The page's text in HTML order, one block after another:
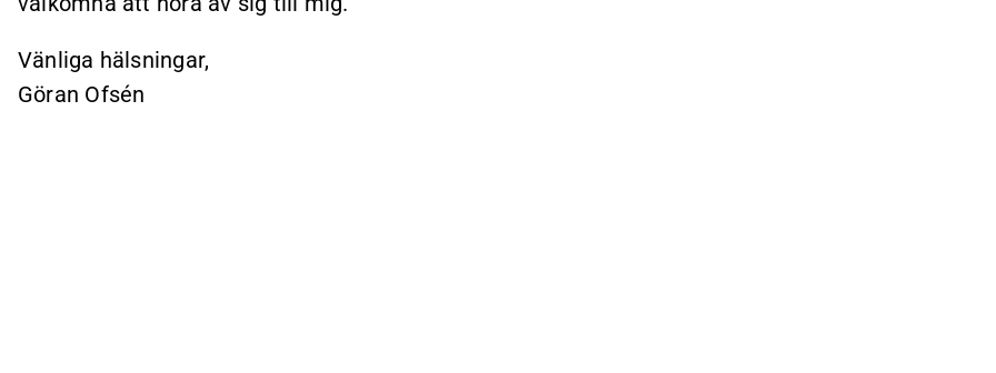
Vänliga hälsningar,
Göran Ofsén